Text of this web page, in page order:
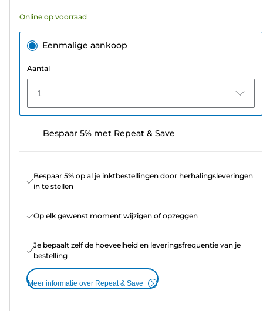
beoordelingen
Online op voorraad
Eenmalige aankoop
Aantal
1
Bespaar 5% met Repeat & Save
Bespaar 5% op al je inktbestellingen door herhalingsleveringen
in te stellen
Op elk gewenst moment wijzigen of opzeggen
Je bepaalt zelf de hoeveelheid en leveringsfrequentie van je
bestelling
Meer informatie over Repeat & Save